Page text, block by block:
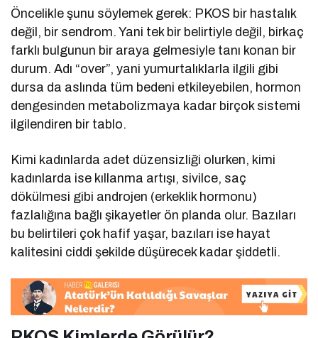
Öncelikle şunu söylemek gerek: PKOS bir hastalık
değil, bir sendrom. Yani tek bir belirtiyle değil, birkaç
farklı bulgunun bir araya gelmesiyle tanı konan bir
durum. Adı “over”, yani yumurtalıklarla ilgili gibi
dursa da aslında tüm bedeni etkileyebilen, hormon
dengesinden metabolizmaya kadar birçok sistemi
ilgilendiren bir tablo.
Kimi kadınlarda adet düzensizliği olurken, kimi
kadınlarda ise kıllanma artışı, sivilce, saç
dökülmesi gibi androjen (erkeklik hormonu)
fazlalığına bağlı şikayetler ön planda olur. Bazıları
bu belirtileri çok hafif yaşar, bazıları ise hayat
kalitesini ciddi şekilde düşürecek kadar şiddetli.